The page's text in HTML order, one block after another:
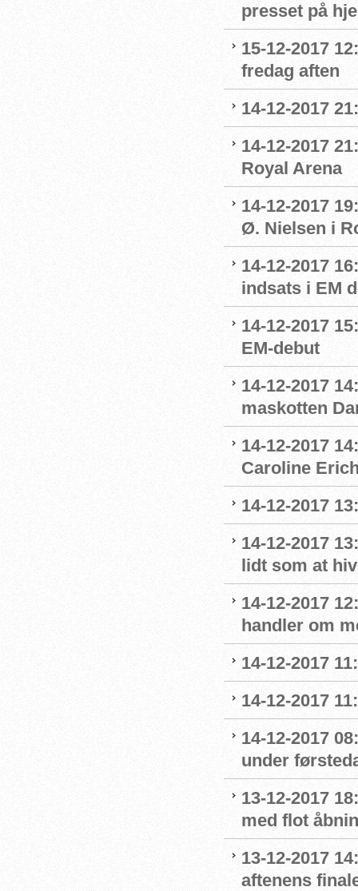
presset på
15-12-2017
fredag aften
14-12-2017
14-12-2017
Royal Arena
14-12-2017
Ø. Nielsen i
14-12-2017
indsats i EM
14-12-2017
EM-debut
14-12-2017
maskotten
14-12-2017
Caroline
14-12-2017
14-12-2017
lidt som at
14-12-2017
handler om
14-12-2017
14-12-2017
14-12-2017
under
13-12-2017
med flot
13-12-2017
aftenens